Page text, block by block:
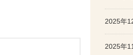
2025年
2025年